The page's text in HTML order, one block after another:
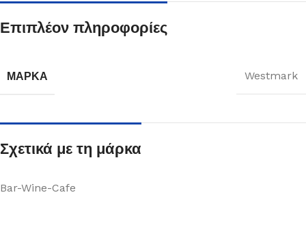
Επιπλέον πληροφορίες
ΜΆΡΚΑ Westmark
Σχετικά με τη μάρκα
Bar-Wine-Cafe